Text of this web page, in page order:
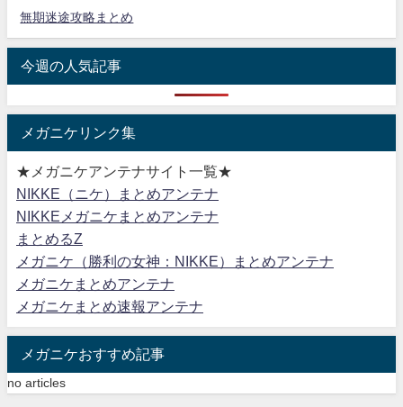
無期迷途攻略まとめ
今週の人気記事
メガニケリンク集
★メガニケアンテナサイト一覧★
NIKKE（ニケ）まとめアンテナ
NIKKEメガニケまとめアンテナ
まとめるZ
メガニケ（勝利の女神：NIKKE）まとめアンテナ
メガニケまとめアンテナ
メガニケまとめ速報アンテナ
メガニケおすすめ記事
no articles